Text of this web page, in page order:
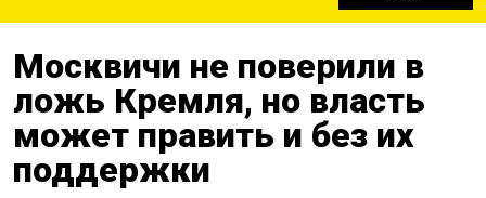
Москвичи не поверили в
ложь Кремля, но власть
может править и без их
поддержки